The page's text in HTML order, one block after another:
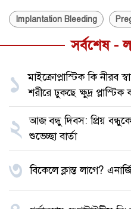
Implantation Bleeding
সর্বশেষ -
১
মাইক্রোপ্লাস্টিক কি নীরব
শরীরে ঢুকছে ক্ষুদ্র প্লাস্টিক
২ আজ বন্ধু দিবস: প্রিয়
শুভেচ্ছা বার্তা
৩ বিকেলে ক্লান্ত লাগে?